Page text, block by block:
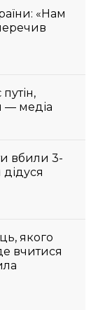
«Нам
— медіа
вбили 3-
якого
вчитися